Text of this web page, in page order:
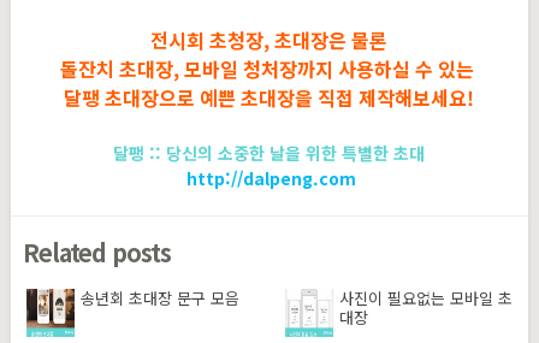
전시회 초청장,초대장은 물론
돌잔치 초대장,모바일 청처장까지 사용하실 수 있는
달팽 초대장으로 예쁜 초대장을 직접 제작해보세요!
달팽 :: 당신의 소중한 날을 위한 특별한 초대
http://dalpeng.com
Related posts
송년회 초대장 문구 모음
사진이 필요없는 모바일 초
대장